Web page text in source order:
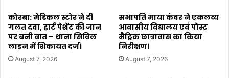
कोरबा: मेडिकल स्टोर ने दी
गलत दवा, हार्ट पेशेंट की जान
पर बनी बात – थाना सिविल
लाइन में शिकायत दर्ज।
August 7, 2026
सभापति माया कंवर ने एकलव्य
आवासीय विद्यालय एवं पोस्ट
मैट्रिक छात्रावास का किया
निरीक्षण।
August 7, 2026